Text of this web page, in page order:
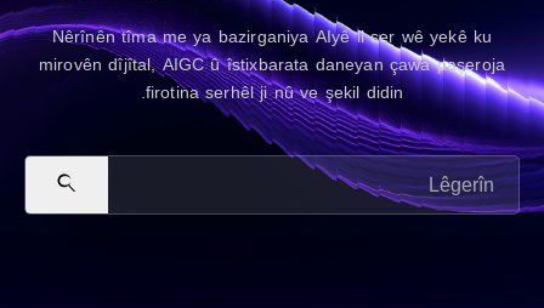
Nêrînên tîma me ya bazirganiya AIyê li ser wê yekê ku
mirovên dîjîtal, AIGC û îstixbarata daneyan çawa paşeroja
firotina serhêl ji nû ve şekil didin.